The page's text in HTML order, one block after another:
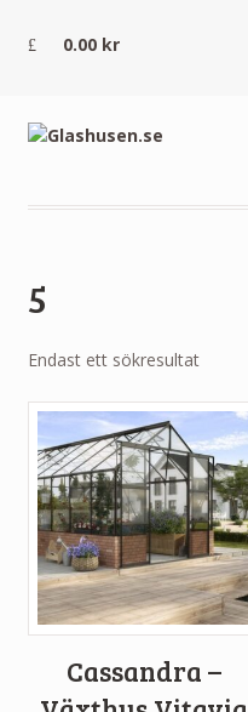
0.00 kr
5
Endast ett sökresultat
Cassandra –